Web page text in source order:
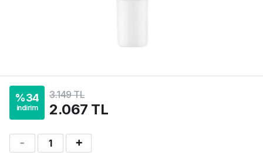
%34
indirim
3.149 TL
2.067 TL
1